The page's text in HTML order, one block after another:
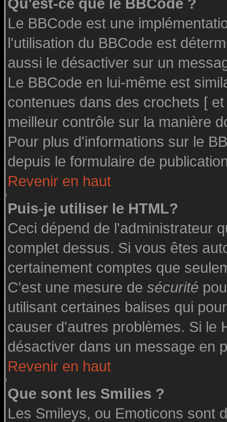
Qu'est-ce que le BBCode ?
Le BBCode est une
l'utilisation du BBCode est
aussi le désactiver sur un
Le BBCode en lui-même est
contenues dans des crochets [
meilleur contrôle sur la manière
Pour plus d'informations sur le
depuis le formulaire de
Revenir en haut
Puis-je utiliser le HTML?
Ceci dépend de l'administrateur
complet dessus. Si vous êtes
certainement comptes que
C'est une mesure de sécurité
utilisant certaines balises qui
causer d'autres problèmes. Si le
désactiver dans un message en
Revenir en haut
Que sont les Smilies ?
Les Smileys, ou Emoticons sont